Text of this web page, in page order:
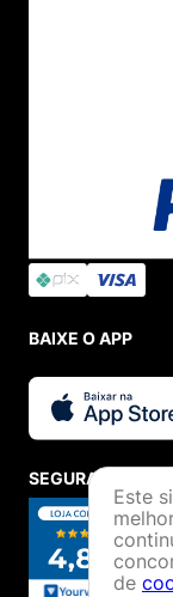
BAIXE O APP
SEGURANÇA E
Este
de